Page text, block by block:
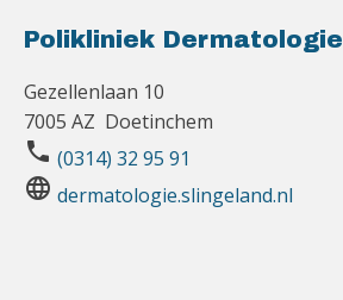
Polikliniek Dermatologie
Gezellenlaan 10
7005 AZ Doetinchem
phone (0314) 32 95 91
language dermatologie.slingeland.nl